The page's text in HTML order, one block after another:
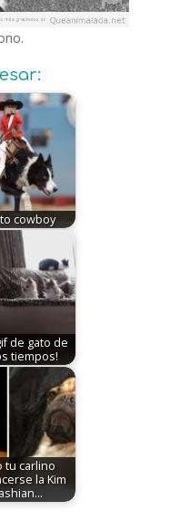
cowboy
de gato de
tiempos!
tu carlino
la Kim